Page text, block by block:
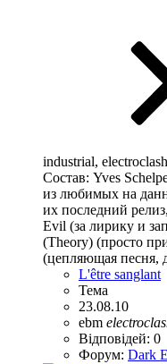
industrial,
Состав: Yves
из любимых на
их последний
Evil (за лирику и
(Theory) (просто
(цепляющая песня,
L'être sanglant
Тема
23.08.10
ebm
Відповідей: 0
Форум: Dark